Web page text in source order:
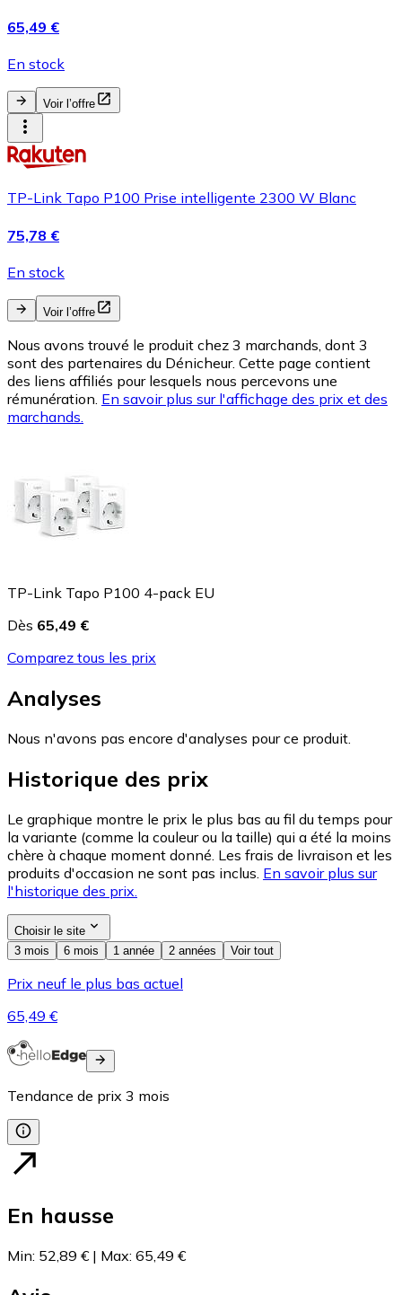
65,49 €
En stock
Voir l’offre
TP-Link Tapo P100 Prise intelligente 2300 W Blanc
75,78 €
En stock
Voir l’offre
Nous avons trouvé le produit chez 3 marchands, dont 3
sont des partenaires du Dénicheur. Cette page contient
des liens affiliés pour lesquels nous percevons une
rémunération. En savoir plus sur l'affichage des prix et des
marchands.
TP-Link Tapo P100 4-pack EU
Dès 65,49 €
Comparez tous les prix
Analyses
Nous n'avons pas encore d'analyses pour ce produit.
Historique des prix
Le graphique montre le prix le plus bas au fil du temps pour
la variante (comme la couleur ou la taille) qui a été la moins
chère à chaque moment donné. Les frais de livraison et les
produits d'occasion ne sont pas inclus. En savoir plus sur
l'historique des prix.
Choisir le site
3 mois
6 mois 1 année 2 années Voir tout
Prix neuf le plus bas actuel
65,49 €
Tendance de prix 3 mois
En hausse
Min: 52,89 € | Max: 65,49 €